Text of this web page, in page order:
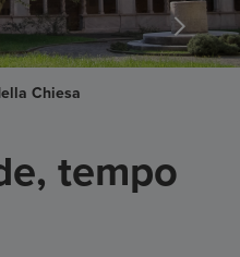
Chiesa
tempo